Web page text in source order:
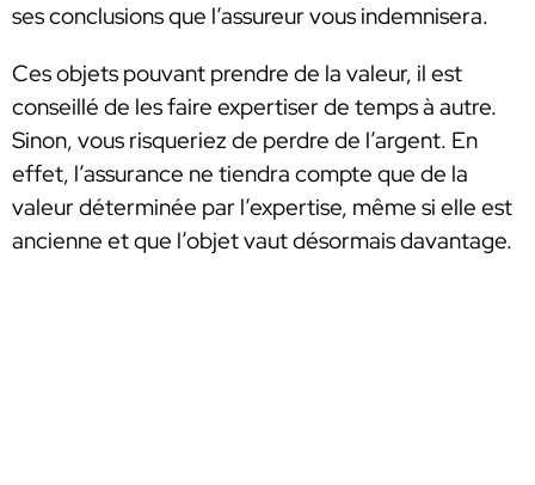
ses conclusions que l’assureur vous indemnisera.
Ces objets pouvant prendre de la valeur, il est
conseillé de les faire expertiser de temps à autre.
Sinon, vous risqueriez de perdre de l’argent. En
effet, l’assurance ne tiendra compte que de la
valeur déterminée par l’expertise, même si elle est
ancienne et que l’objet vaut désormais davantage.